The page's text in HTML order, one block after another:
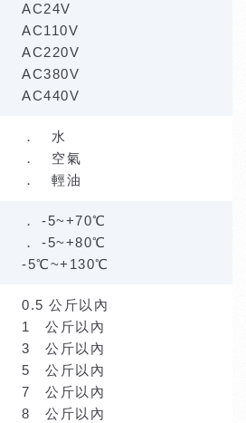
AC24V
AC110V
AC220V
AC380V
AC440V
． 水
． 空氣
． 輕油
． -5~+70℃
． -5~+80℃
-5℃~+130℃
0.5 公斤以內
1 公斤以內
3 公斤以內
5 公斤以內
7 公斤以內
8 公斤以內